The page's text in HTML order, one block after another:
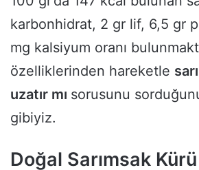
karbonhidrat, 2 gr lif, 6,5 gr
mg kalsiyum oranı
özelliklerinden hareketle
uzatır mı sorusunu
gibiyiz.
Doğal Sarımsak Kürü